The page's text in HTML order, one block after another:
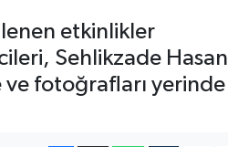
etkinlikler
Sehlikzade Hasan
fotoğrafları yerinde